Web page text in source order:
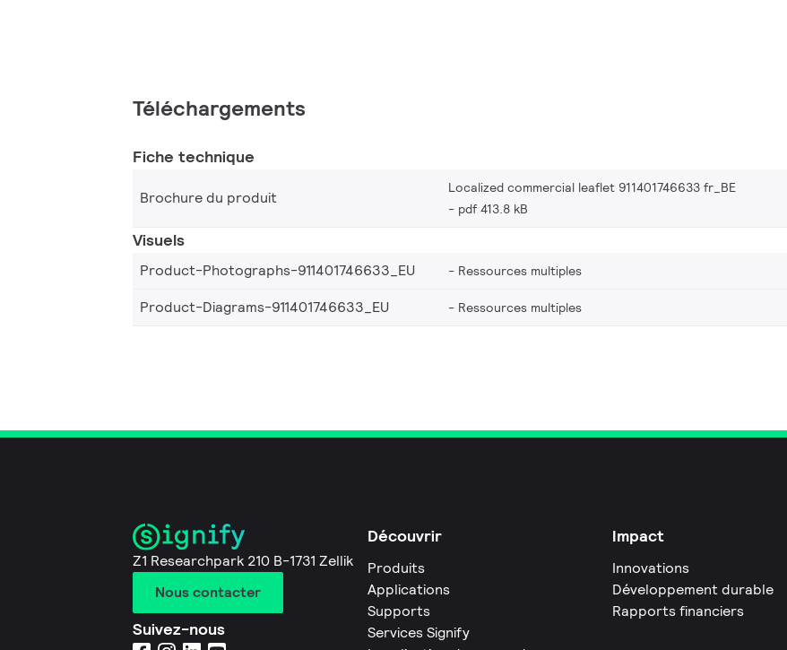
Téléchargements
Fiche technique
Brochure du produit
Localized commercial leaflet 911401746633 fr_BE
pdf 413.8 kB
Visuels
Product-Photographs-911401746633_EU Ressources multiples
Product-Diagrams-911401746633_EU
Ressources multiples
Z1 Researchpark 210 B-1731 Zellik
Nous contacter
Suivez-nous
Découvrir
Produits
Applications
Supports
Services Signify
Impact
Innovations
Développement durable
Rapports financiers